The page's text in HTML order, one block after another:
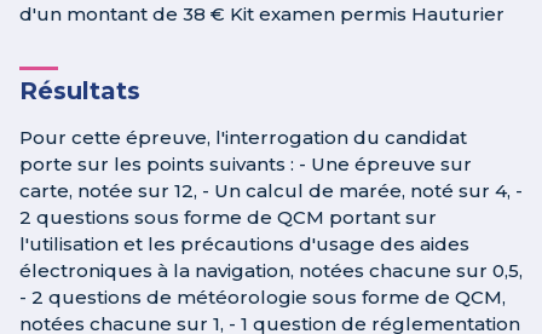
d'un montant de 38 € Kit examen permis Hauturier
Résultats
Pour cette épreuve, l'interrogation du candidat
porte sur les points suivants : - Une épreuve sur
carte, notée sur 12, - Un calcul de marée, noté sur 4, -
2 questions sous forme de QCM portant sur
l'utilisation et les précautions d'usage des aides
électroniques à la navigation, notées chacune sur 0,5,
- 2 questions de météorologie sous forme de QCM,
notées chacune sur 1, - 1 question de réglementation